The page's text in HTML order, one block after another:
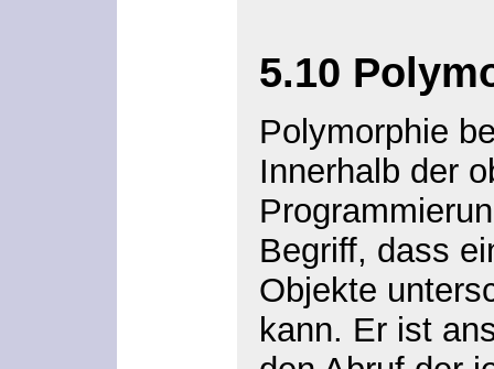
5.10
Polymorphie
Innerhalb der
Begriff, dass
Objekte
kann. Er ist